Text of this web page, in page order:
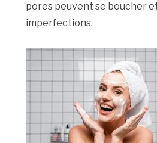
pores peuvent se boucher
imperfections.